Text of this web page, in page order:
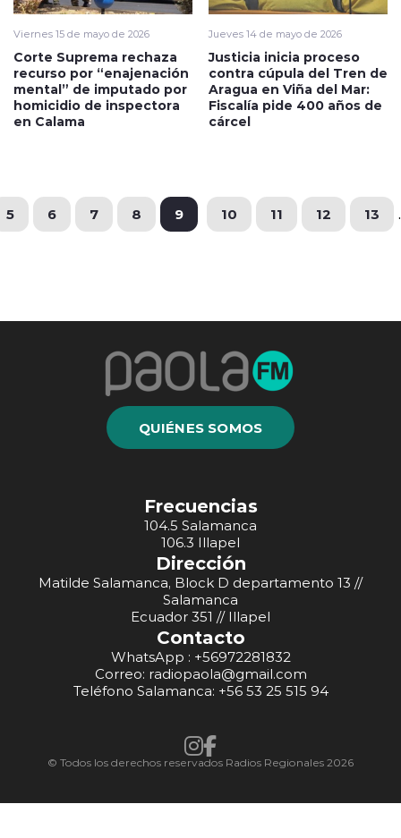
Viernes 15 de mayo de 2026
Corte Suprema rechaza
recurso por “enajenación
mental” de imputado por
homicidio de inspectora
en Calama
Jueves 14 de mayo de 2026
Justicia inicia proceso
contra cúpula del Tren de
Aragua en Viña del Mar:
Fiscalía pide 400 años de
cárcel
5 6 7 8 9 10 11 12 13
QUIÉNES SOMOS
Frecuencias
104.5 Salamanca
106.3 Illapel
Dirección
Matilde Salamanca, Block D departamento 13 //
Salamanca
Ecuador 351 // Illapel
Contacto
WhatsApp : +56972281832
Correo: radiopaola@gmail.com
Teléfono Salamanca: +56 53 25 515 94
© Todos los derechos reservados Radios Regionales 2026